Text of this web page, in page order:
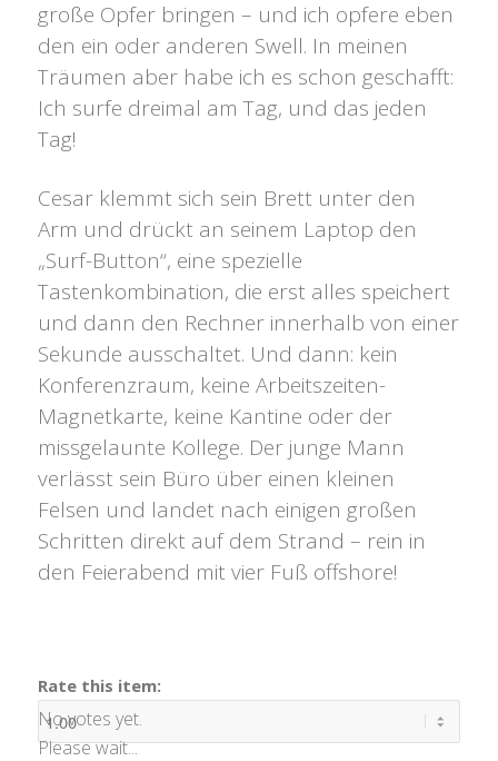
große Opfer bringen – und ich opfere eben
den ein oder anderen Swell. In meinen
Träumen aber habe ich es schon geschafft:
Ich surfe dreimal am Tag, und das jeden
Tag!
Cesar klemmt sich sein Brett unter den
Arm und drückt an seinem Laptop den
„Surf-Button“, eine spezielle
Tastenkombination, die erst alles speichert
und dann den Rechner innerhalb von einer
Sekunde ausschaltet. Und dann: kein
Konferenzraum, keine Arbeitszeiten-
Magnetkarte, keine Kantine oder der
missgelaunte Kollege. Der junge Mann
verlässt sein Büro über einen kleinen
Felsen und landet nach einigen großen
Schritten direkt auf dem Strand – rein in
den Feierabend mit vier Fuß offshore!
Rate this item:
No votes yet.
Please wait...